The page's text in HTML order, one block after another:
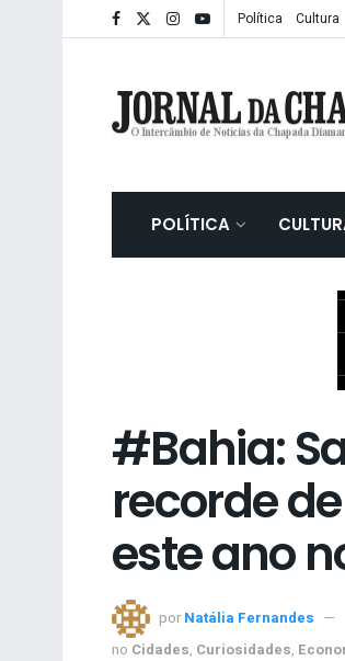
Política Cultura
POLÍTICA
#Bahia:
recorde
este ano
por Natália Fernandes
no Cidades, Curiosidades,